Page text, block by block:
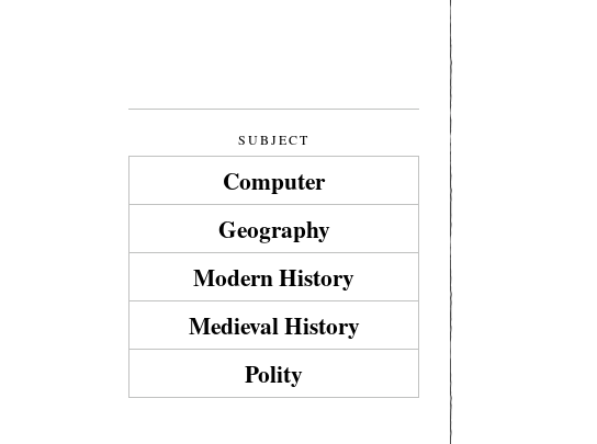
SUBJECT
Computer
Geography
Modern History
Medieval History
Polity